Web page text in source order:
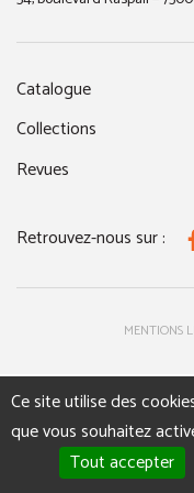
Catalogue
Collections
Revues
Retrouvez-nous sur :
MENTIONS
Ce site utilise des
que vous souhaitez
Tout accepter